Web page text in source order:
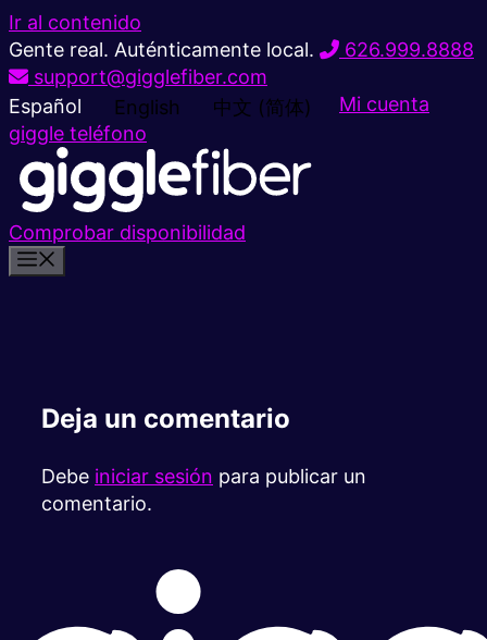
Ir al contenido
Gente real. Auténticamente local.
626.999.8888
support@gigglefiber.com
Español
English 中文 (简体)
Mi cuenta
giggle teléfono
Comprobar disponibilidad
Deja un comentario
Debe iniciar sesión para publicar un
comentario.